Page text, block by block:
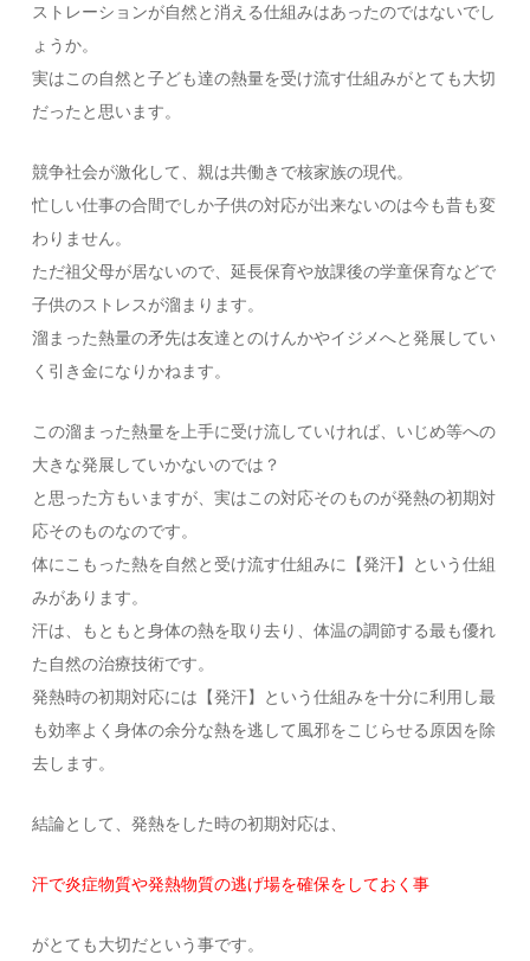
ストレーションが自然と消える仕組みはあったのではないでし
ょうか。
実はこの自然と子ども達の熱量を受け流す仕組みがとても大切
だったと思います。
競争社会が激化して、親は共働きで核家族の現代。
忙しい仕事の合間でしか子供の対応が出来ないのは今も昔も変
わりません。
ただ祖父母が居ないので、延長保育や放課後の学童保育などで
子供のストレスが溜まります。
溜まった熱量の矛先は友達とのけんかやイジメへと発展してい
く引き金になりかねます。
この溜まった熱量を上手に受け流していければ、いじめ等への
大きな発展していかないのでは？
と思った方もいますが、実はこの対応そのものが発熱の初期対
応そのものなのです。
体にこもった熱を自然と受け流す仕組みに【発汗】という仕組
みがあります。
汗は、もともと身体の熱を取り去り、体温の調節する最も優れ
た自然の治療技術です。
発熱時の初期対応には【発汗】という仕組みを十分に利用し最
も効率よく身体の余分な熱を逃して風邪をこじらせる原因を除
去します。
結論として、発熱をした時の初期対応は、
汗で炎症物質や発熱物質の逃げ場を確保をしておく事
がとても大切だという事です。